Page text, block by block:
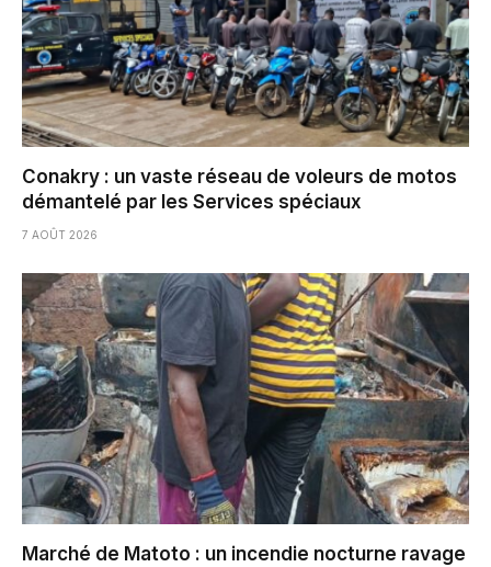
Conakry : un vaste réseau de voleurs de motos
démantelé par les Services spéciaux
7 AOÛT 2026
Marché de Matoto : un incendie nocturne ravage